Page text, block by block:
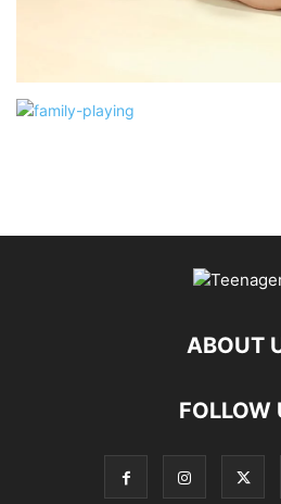
ABOUT
FOLLOW